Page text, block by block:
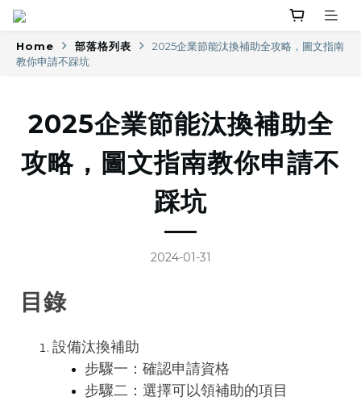
Home 部落格列表
2025企業節能汰換補助全攻略，圖文指南
教你申請不踩坑
2025企業節能汰換補助全
攻略，圖文指南教你申請不
踩坑
2024-01-31
目錄
設備汰換補助
步驟一：確認申請資格
步驟二：選擇可以領補助的項目